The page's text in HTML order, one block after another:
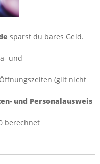
sparst du bares Geld.
und
(gilt nicht
und Personalausweis
berechnet